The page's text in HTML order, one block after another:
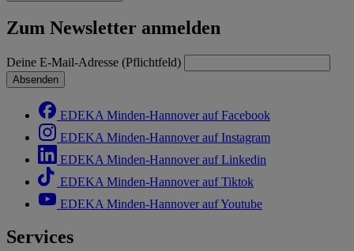
Zum Newsletter anmelden
Deine E-Mail-Adresse (Pflichtfeld)
Absenden
EDEKA Minden-Hannover auf Facebook
EDEKA Minden-Hannover auf Instagram
EDEKA Minden-Hannover auf Linkedin
EDEKA Minden-Hannover auf Tiktok
EDEKA Minden-Hannover auf Youtube
Services